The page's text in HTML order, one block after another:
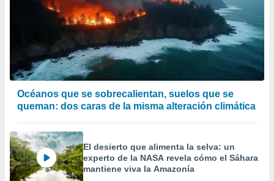
Océanos que se sobrecalientan, suelos que se
queman: dos caras de la misma alteración climática
El desierto que alimenta la selva: un
experto de la NASA revela cómo el Sáhara
mantiene viva la Amazonía